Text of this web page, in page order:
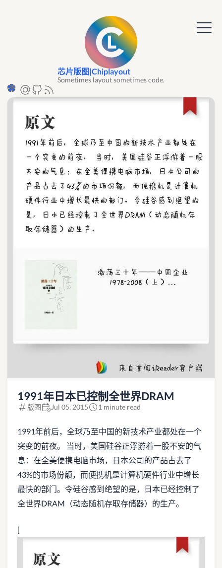
芯片版图|Chiplayout
Sometimes layout sometimes code.
1991年日本已控制全世界DRAM
版图 Jul 05, 2015 1 minute read
1991年前后，全球乃至中国的新技术产业都处在一个
突变的前夜。 当时，美国硅谷正浮游着一股不安的气
息：在全美便携电脑市场，日本公司的产品占去了
43%的市场份额，而便携机是计算机硬件行业中增长
最快的部门。令硅谷感到绝望的是，日本已经控制了
全世界DRAM（动态随机存取存储器）的生产。
[